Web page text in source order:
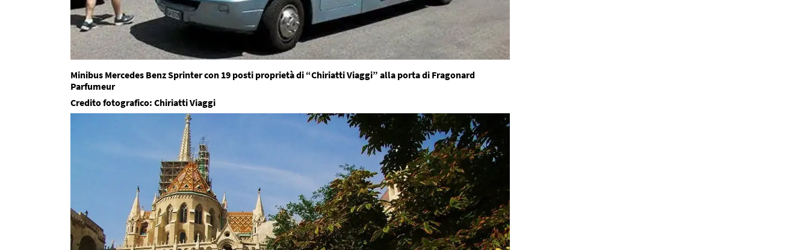
Minibus Mercedes Benz Sprinter con 19 posti proprietà di “Chiriatti Viaggi” alla porta di Fragonard
Parfumeur
Credito fotografico: Chiriatti Viaggi